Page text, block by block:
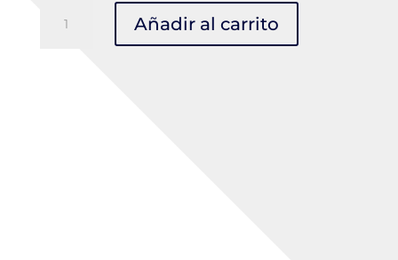
Milenium
Añadir al carrito